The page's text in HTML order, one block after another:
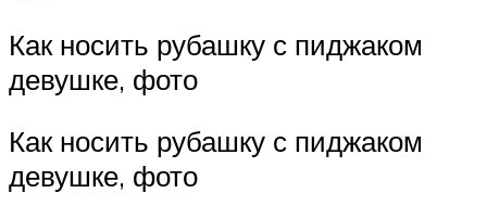
Как носить рубашку с пиджаком
девушке, фото
Как носить рубашку с пиджаком
девушке, фото